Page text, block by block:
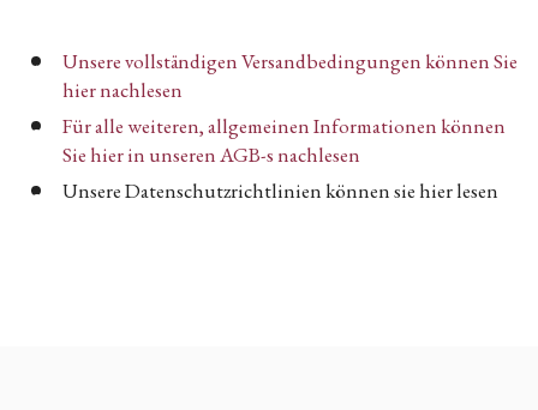
Unsere vollständigen Versandbedingungen können Sie
hier nachlesen
Für alle weiteren, allgemeinen Informationen können
Sie hier in unseren AGB-s nachlesen
Unsere Datenschutzrichtlinien können sie hier lesen